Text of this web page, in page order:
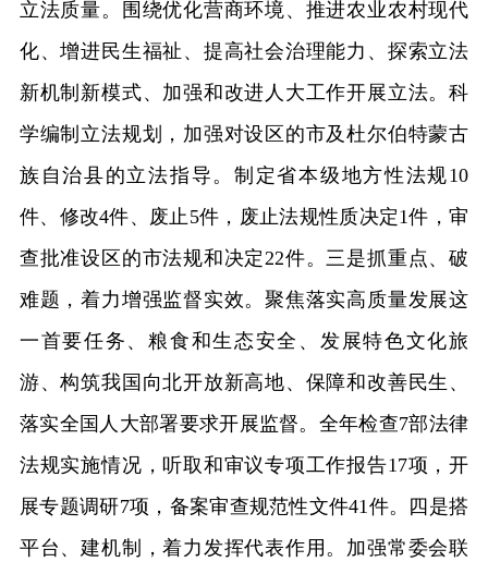
立法质量。围绕优化营商环境、推进农业农村现代
化、增进民生福祉、提高社会治理能力、探索立法
新机制新模式、加强和改进人大工作开展立法。科
学编制立法规划，加强对设区的市及杜尔伯特蒙古
族自治县的立法指导。制定省本级地方性法规10
件、修改4件、废止5件，废止法规性质决定1件，审
查批准设区的市法规和决定22件。三是抓重点、破
难题，着力增强监督实效。聚焦落实高质量发展这
一首要任务、粮食和生态安全、发展特色文化旅
游、构筑我国向北开放新高地、保障和改善民生、
落实全国人大部署要求开展监督。全年检查7部法律
法规实施情况，听取和审议专项工作报告17项，开
展专题调研7项，备案审查规范性文件41件。四是搭
平台、建机制，着力发挥代表作用。加强常委会联